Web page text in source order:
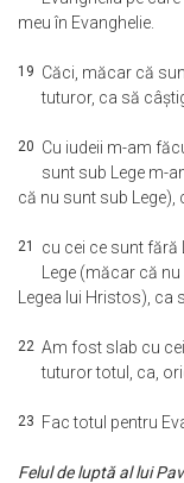
meu în Evanghelie.
19 Căci, măcar că
tuturor, ca să
20 Cu iudeii m-am
sunt sub Lege m-
că nu sunt sub Lege),
21 cu cei ce sunt
Lege (măcar că
Legea lui Hristos), ca
22 Am fost slab cu
tuturor totul, ca,
23 Fac totul pentru
Felul de luptă al lui